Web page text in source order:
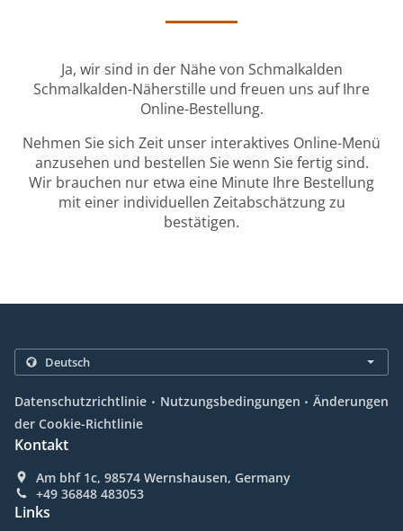
Ja, wir sind in der Nähe von Schmalkalden
Schmalkalden-Näherstille und freuen uns auf Ihre
Online-Bestellung.
Nehmen Sie sich Zeit unser interaktives Online-Menü
anzusehen und bestellen Sie wenn Sie fertig sind.
Wir brauchen nur etwa eine Minute Ihre Bestellung
mit einer individuellen Zeitabschätzung zu
bestätigen.
Datenschutzrichtlinie . Nutzungsbedingungen . Änderungen
der Cookie-Richtlinie
Kontakt
Am bhf 1c, 98574 Wernshausen, Germany
+49 36848 483053
Links